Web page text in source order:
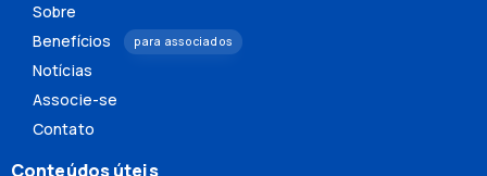
Sobre
Benefícios
para associados
Notícias
Associe-se
Contato
Conteúdos úteis